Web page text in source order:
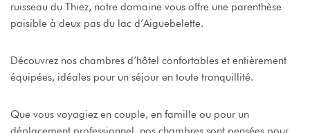
ruisseau du Thiez, notre domaine vous offre une parenthèse
paisible à deux pas du lac d’Aiguebelette.
Découvrez nos chambres d’hôtel confortables et entièrement
équipées, idéales pour un séjour en toute tranquillité.
Que vous voyagiez en couple, en famille ou pour un
Soirées Guinguette
Bien-Être/Massages
Le Domaine